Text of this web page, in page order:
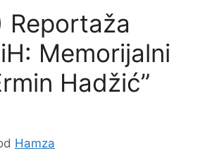
Reportaža
Memorijalni
Hadžić”
Hamza